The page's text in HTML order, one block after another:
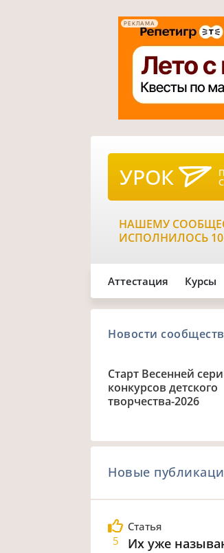
РЕКЛАМА
УРОК
НАШЕМУ
ИСПОЛНИЛОСЬ 10
Аттестация Курсы
Новости
Старт Весенней
конкурсов детского
творчества-2026
Новые
5
Статья
Их уже